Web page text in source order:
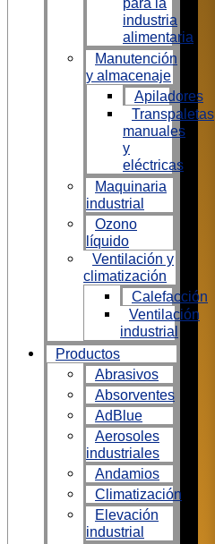
para la
industria
alimentaria
Manutención
y almacenaje
Apiladores
Transpaletas
manuales
y
eléctricas
Maquinaria
industrial
Ozono
líquido
Ventilación y
climatización
Calefacción
Ventilación
industrial
Productos
Abrasivos
Absorventes
AdBlue
Aerosoles
industriales
Andamios
Climatización
Elevación
industrial